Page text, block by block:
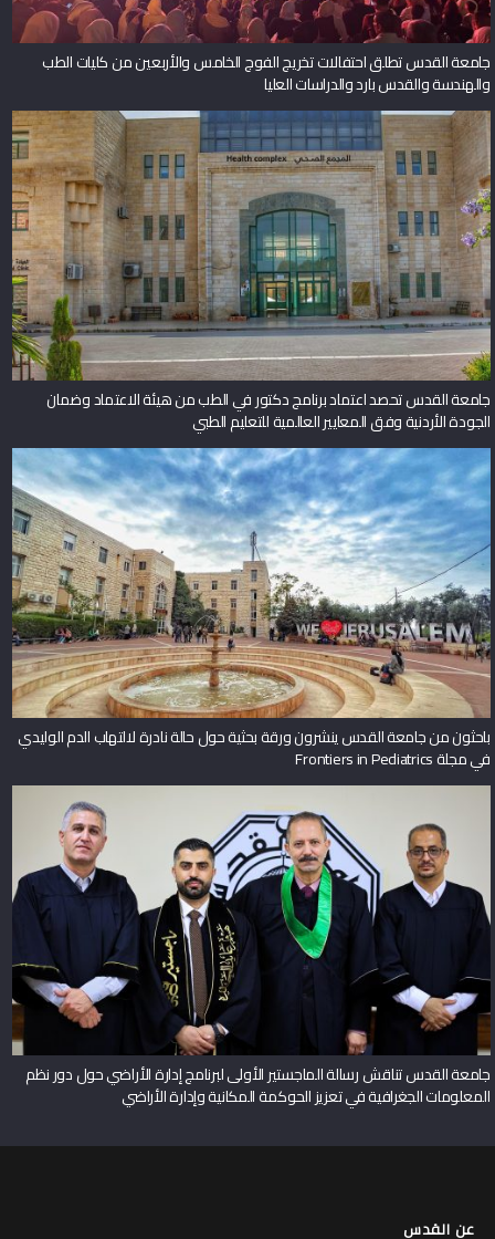
جامعة القدس تطلق احتفالات تخريج الفوج الخامس والأربعين من كليات الطب
والهندسة والقدس بارد والدراسات العليا
جامعة القدس تحصد اعتماد برنامج دكتور في الطب من هيئة الاعتماد وضمان
الجودة الأردنية وفق المعايير العالمية للتعليم الطبي
باحثون من جامعة القدس ينشرون ورقة بحثية حول حالة نادرة لالتهاب الدم الوليدي
في مجلة Frontiers in Pediatrics
جامعة القدس تناقش رسالة الماجستير الأولى لبرنامج إدارة الأراضي حول دور نظم
المعلومات الجغرافية في تعزيز الحوكمة المكانية وإدارة الأراضي
عن القدس